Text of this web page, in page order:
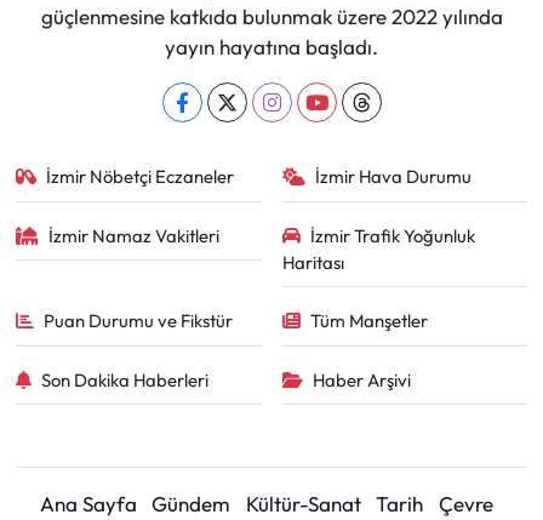
güçlenmesine katkıda bulunmak üzere 2022 yılında
yayın hayatına başladı.
İzmir Nöbetçi Eczaneler İzmir Hava Durumu
İzmir Namaz Vakitleri
İzmir Trafik Yoğunluk
Haritası
Puan Durumu ve Fikstür Tüm Manşetler
Son Dakika Haberleri Haber Arşivi
Ana Sayfa Gündem Kültür-Sanat Tarih
Çevre